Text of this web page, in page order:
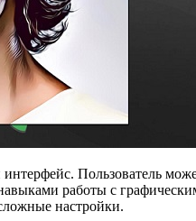
Пользователь
работы с
настройки.